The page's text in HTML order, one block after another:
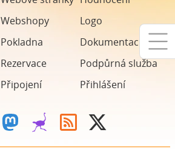
Webshopy
Pokladna
Rezervace
Připojení
Logo
Dokumentaci
Podpůrná služba
Přihlášení